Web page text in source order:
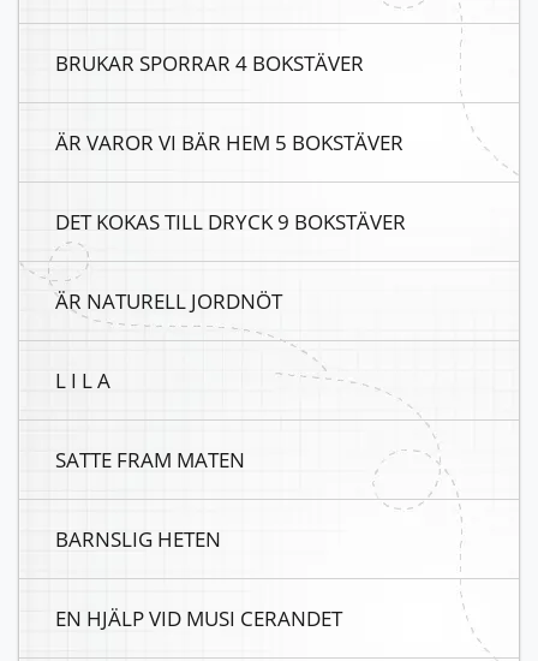
BRUKAR SPORRAR 4 BOKSTÄVER
ÄR VAROR VI BÄR HEM 5 BOKSTÄVER
DET KOKAS TILL DRYCK 9 BOKSTÄVER
ÄR NATURELL JORDNÖT
L I L A
SATTE FRAM MATEN
BARNSLIG HETEN
EN HJÄLP VID MUSI CERANDET